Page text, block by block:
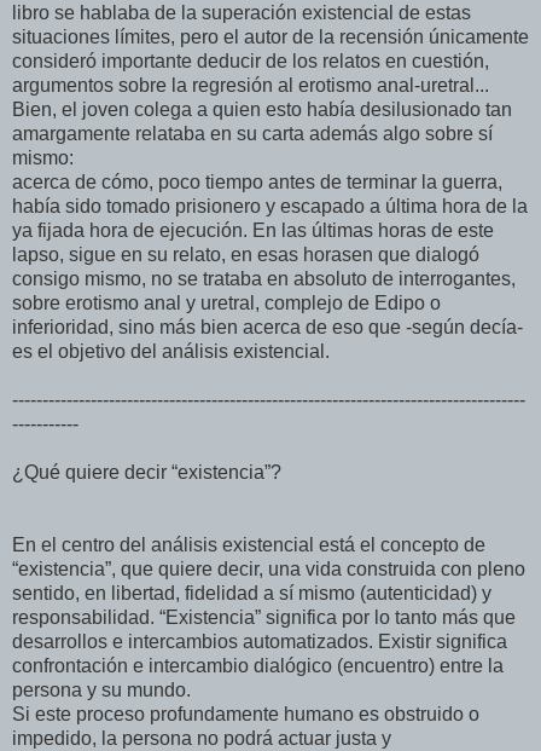
libro se hablaba de la superación existencial de estas
situaciones límites, pero el autor de la recensión únicamente
consideró importante deducir de los relatos en cuestión,
argumentos sobre la regresión al erotismo anal-uretral...
Bien, el joven colega a quien esto había desilusionado tan
amargamente relataba en su carta además algo sobre sí
mismo:
acerca de cómo, poco tiempo antes de terminar la guerra,
había sido tomado prisionero y escapado a última hora de la
ya fijada hora de ejecución. En las últimas horas de este
lapso, sigue en su relato, en esas horasen que dialogó
consigo mismo, no se trataba en absoluto de interrogantes,
sobre erotismo anal y uretral, complejo de Edipo o
inferioridad, sino más bien acerca de eso que -según decía-
es el objetivo del análisis existencial.
-------------------------------------------------------------------------------------
-----------
¿Qué quiere decir “existencia”?
En el centro del análisis existencial está el concepto de
“existencia”, que quiere decir, una vida construida con pleno
sentido, en libertad, fidelidad a sí mismo (autenticidad) y
responsabilidad. “Existencia” significa por lo tanto más que
desarrollos e intercambios automatizados. Existir significa
confrontación e intercambio dialógico (encuentro) entre la
persona y su mundo.
Si este proceso profundamente humano es obstruido o
impedido, la persona no podrá actuar justa y